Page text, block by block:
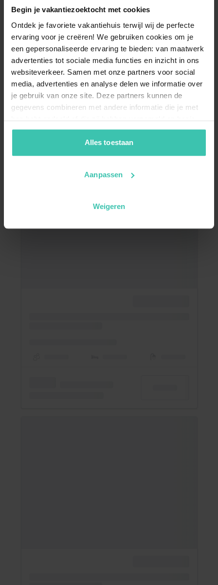
Begin je vakantiezoektocht met cookies
Ontdek je favoriete vakantiehuis terwijl wij de perfecte
ervaring voor je creëren! We gebruiken cookies om je
een gepersonaliseerde ervaring te bieden: van maatwerk
advertenties tot sociale media functies en inzicht in ons
websiteverkeer. Samen met onze partners voor social
media, advertenties en analyse delen we informatie over
je gebruik van onze site. Deze partners kunnen de
gegevens combineren met andere informatie die je met
hen hebt gedeeld of die zij hebben verzameld op basis
van je gebruik van hun diensten. Zo zorgen we ervoor dat
jouw vakantiezoektocht soepel en op maat verloopt!
Alles toestaan
Aanpassen
Weigeren